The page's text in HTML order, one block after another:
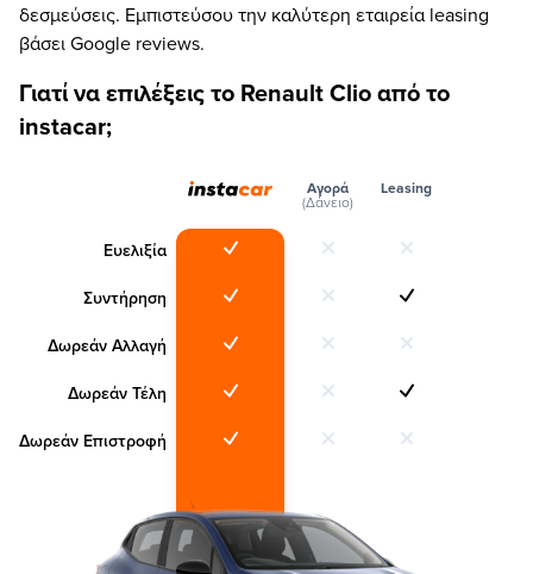
δεσμεύσεις. Εμπιστεύσου την καλύτερη εταιρεία leasing
βάσει Google reviews.
Γιατί να επιλέξεις το Renault Clio από το
instacar;
Ευελιξία
Συντήρηση
Δωρεάν Αλλαγή
Δωρεάν Τέλη
Δωρεάν Επιστροφή
Αγορά
(Δάνειο)
Leasing